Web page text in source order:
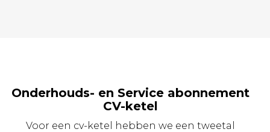
Onderhouds- en Service abonnement
CV-ketel
Voor een cv-ketel hebben we een tweetal